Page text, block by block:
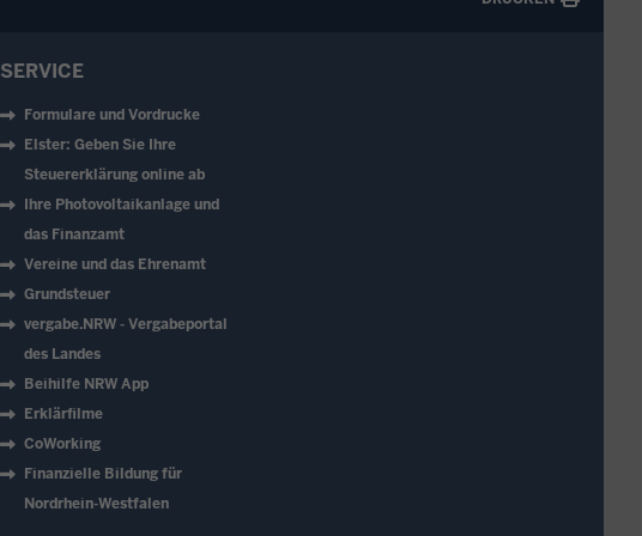
SERVICE
Formulare und Vordrucke
Elster: Geben Sie Ihre
Steuererklärung online ab
Ihre Photovoltaikanlage und
das Finanzamt
Vereine und das Ehrenamt
Grundsteuer
vergabe.NRW - Vergabeportal
des Landes
Beihilfe NRW App
Erklärfilme
CoWorking
Finanzielle Bildung für
Nordrhein-Westfalen